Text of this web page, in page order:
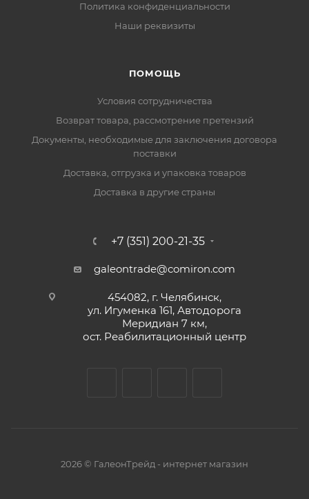
Политика конфиденциальности
Наши реквизиты
ПОМОЩЬ
Условия сотрудничества
Возврат товара, рассмотрение претензий
Документы, необходимые для заключения договора
поставки
Доставка, отгрузка и упаковка товаров
Доставка в другие страны
+7 (351) 200-21-35
galeontrade@comiron.com
454082, г. Челябинск,
ул. Игуменка 161, Автодорога
Меридиан 7 км,
ост. Реабилитационный центр
2026 © ГалеонТрейд - интернет магазин